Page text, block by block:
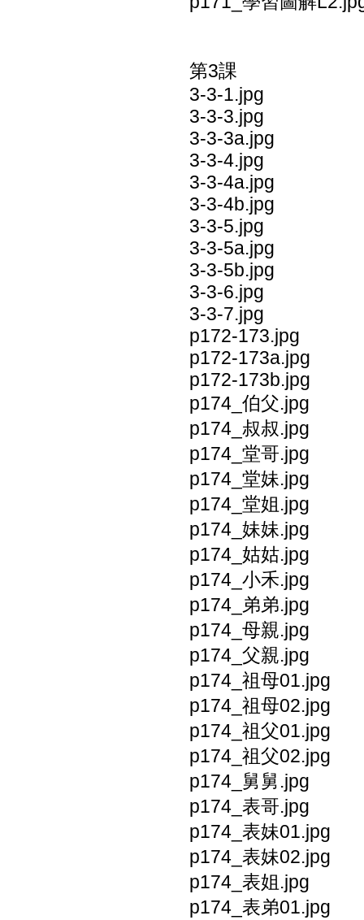
第3課
3-3-1.jpg
3-3-3.jpg
3-3-3a.jpg
3-3-4.jpg
3-3-4a.jpg
3-3-4b.jpg
3-3-5.jpg
3-3-5a.jpg
3-3-5b.jpg
3-3-6.jpg
3-3-7.jpg
p172-173.jpg
p172-173a.jpg
p172-173b.jpg
p174_伯父.jpg
p174_叔叔.jpg
p174_堂哥.jpg
p174_堂妹.jpg
p174_堂姐.jpg
p174_妹妹.jpg
p174_姑姑.jpg
p174_小禾.jpg
p174_弟弟.jpg
p174_母親.jpg
p174_父親.jpg
p174_祖母01.jpg
p174_祖母02.jpg
p174_祖父01.jpg
p174_祖父02.jpg
p174_舅舅.jpg
p174_表哥.jpg
p174_表妹01.jpg
p174_表妹02.jpg
p174_表姐.jpg
p174_表弟01.jpg